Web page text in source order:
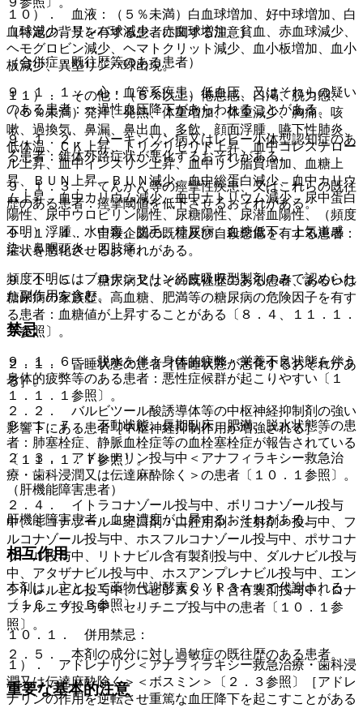
（特定の背景を有する患者に関する注意）
（合併症・既往歴等のある患者）
９．１．１． 心・血管系疾患、低血圧、又はそれらの疑い
のある患者：一過性血圧降下があらわれることがある。
９．１．２． パーキンソン病又はレビー小体型認知症のあ
る患者：錐体外路症状が悪化するおそれがある。
９．１．３． てんかん等の痙攣性疾患、又はこれらの既往
歴のある患者：痙攣閾値を低下させるおそれがある。
９．１．４． 自殺企図の既往及び自殺念慮を有する患者：
症状を悪化させるおそれがある。
９．１．５． 糖尿病又はその既往歴のある患者、あるいは
糖尿病の家族歴、高血糖、肥満等の糖尿病の危険因子を有す
る患者：血糖値が上昇することがある〔８．４、１１．１．
９参照〕。
９．１．６． 脱水を伴う身体的疲弊・栄養不良状態を伴う
身体的疲弊等のある患者：悪性症候群が起こりやすい〔１
１．１．１参照〕。
９．１．７． 不動状態、長期臥床、肥満、脱水状態等の患
者：肺塞栓症、静脈血栓症等の血栓塞栓症が報告されている
〔１１．１．７参照〕。
（肝機能障害患者）
肝機能障害患者：血中濃度が上昇するおそれがある。
相互作用
本剤は、主として薬物代謝酵素ＣＹＰ３Ａ４で代謝される
〔１６．４．３参照〕。
１０．１． 併用禁忌：
１）． アドレナリン＜アナフィラキシー救急治療・歯科浸
潤又は伝達麻酔除く＞＜ボスミン＞〔２．３参照〕［アドレ
ナリンの作用を逆転させ重篤な血圧降下を起こすことがある
１０）． 血液：（５％未満）白血球増加、好中球増加、白
血球減少、リンパ球減少、赤血球増加、貧血、赤血球減少、
ヘモグロビン減少、ヘマトクリット減少、血小板増加、血小
板減少、異型リンパ球出現。
１１）． その他：（５％以上）倦怠感、口渇、脱力感、
（５％未満）発汗、発熱、体重増加、体重減少、胸痛、咳
嗽、過換気、鼻漏、鼻出血、多飲、顔面浮腫、嚥下性肺炎、
低体温、ＣＫ上昇、トリグリセリド上昇、血中コレステロー
ル上昇、血中インスリン上昇、血中リン脂質増加、血糖上
昇、ＢＵＮ上昇、ＢＵＮ減少、血中総蛋白減少、血中カリウ
ム上昇、血中カリウム減少、血中ナトリウム減少、尿中蛋白
陽性、尿中ウロビリン陽性、尿糖陽性、尿潜血陽性、（頻度
不明）浮腫、水中毒、脱毛、糖尿病、血糖低下、上気道感
染、鼻咽頭炎、四肢痛。
頻度不明にはブロナンセリン経皮吸収型製剤のみで認められ
た副作用を含む。
禁忌
２．１． 昏睡状態の患者［昏睡状態が悪化するおそれがあ
る］。
２．２． バルビツール酸誘導体等の中枢神経抑制剤の強い
影響下にある患者［中枢神経抑制作用が増強される］。
２．３． アドレナリン投与中＜アナフィラキシー救急治
療・歯科浸潤又は伝達麻酔除く＞の患者〔１０．１参照〕。
２．４． イトラコナゾール投与中、ボリコナゾール投与
中、ミコナゾール＜経口剤・口腔用剤・注射剤＞投与中、フ
ルコナゾール投与中、ホスフルコナゾール投与中、ポサコナ
ゾール投与中、リトナビル含有製剤投与中、ダルナビル投与
中、アタザナビル投与中、ホスアンプレナビル投与中、エン
シトレルビル投与中、コビシスタット含有製剤投与中、ロナ
ファルニブ投与中、セリチニブ投与中の患者〔１０．１参
照〕。
２．５． 本剤の成分に対し過敏症の既往歴のある患者。
重要な基本的注意